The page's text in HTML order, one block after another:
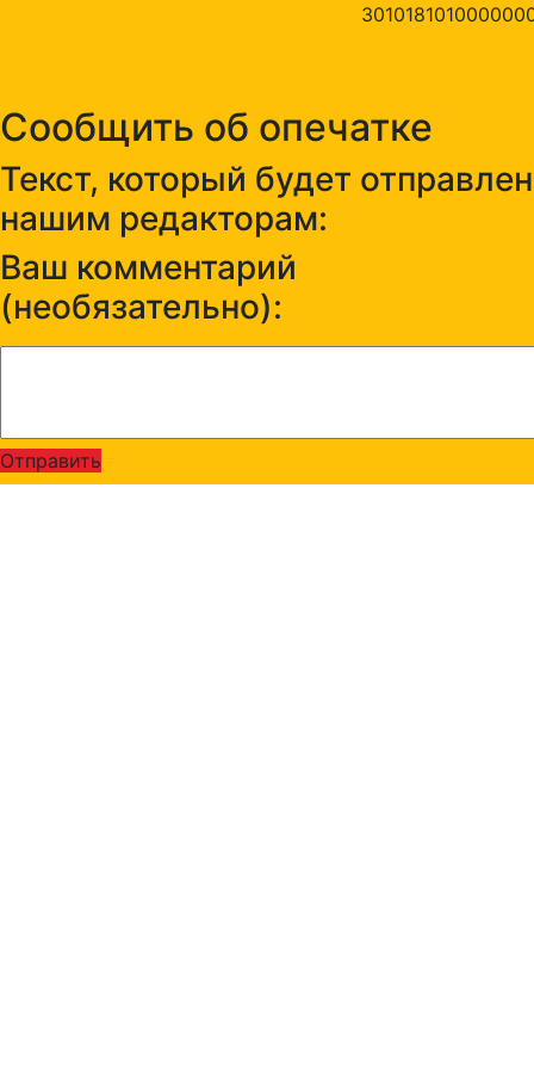
Сообщить об опечатке
Текст, который будет отправлен
нашим редакторам:
Ваш комментарий
(необязательно):
Отправить